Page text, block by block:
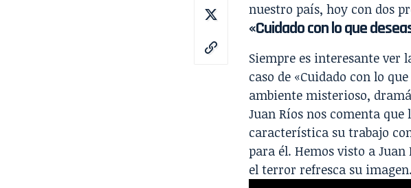
nuestro país, hoy con dos
«Cuidado con lo que
Siempre es interesante ver
caso de «Cuidado con lo
ambiente misterioso,
Juan Ríos nos comenta
característica su trabajo
para él. Hemos visto a
el terror refresca su imagen.